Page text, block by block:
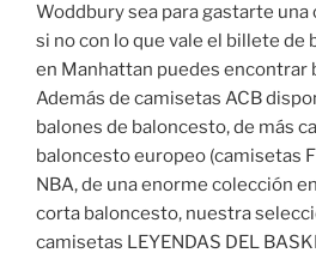
Woddbury sea para gastarte
si no con lo que vale el billete de
en Manhattan puedes encontrar
Además de camisetas ACB
balones de baloncesto, de más
baloncesto europeo (camisetas
NBA, de una enorme colección
corta baloncesto, nuestra
camisetas LEYENDAS DEL